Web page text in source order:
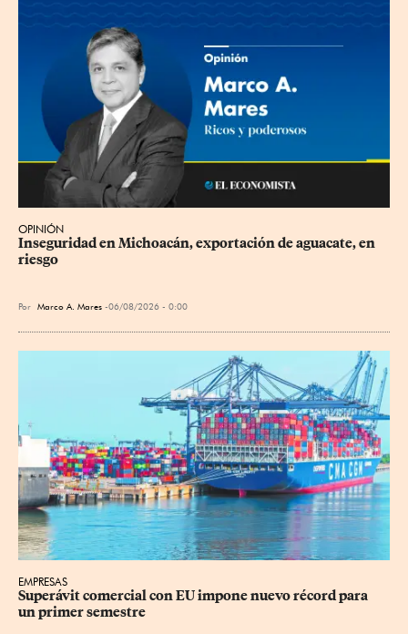
OPINIÓN
Inseguridad en Michoacán, exportación de aguacate, en
riesgo
Por Marco A. Mares 06/08/2026 - 0:00
EMPRESAS
Superávit comercial con EU impone nuevo récord para
un primer semestre